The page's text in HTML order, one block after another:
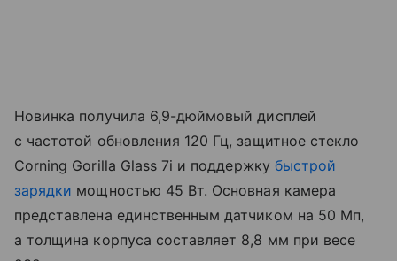
Новинка получила 6,9-дюймовый дисплей
с частотой обновления 120 Гц, защитное стекло
Corning Gorilla Glass 7i и поддержку быстрой
зарядки мощностью 45 Вт. Основная камера
представлена единственным датчиком на 50 Мп,
а толщина корпуса составляет 8,8 мм при весе